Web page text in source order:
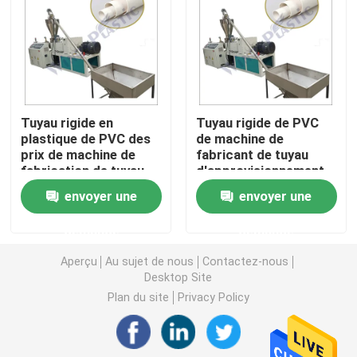
Machine d'extrudeuse de tuyau de PVC
Chaîne de production de tuyau de PPR
Machine d'extrudeuse de tuyau de PE
Machine ondulée d'extrudeuse de tuyau
Pp attachent la chaîne de production
Machine en plastique d'extrudeuse de feuille
Tuyau rigide en
plastique de PVC des
prix de machine de
fabrication de tuyau
de PVC faisant la
machineenvoyer une
Tuyau rigide de PVC
de machine de
fabricant de tuyau
d'approvisionnement
en eau de PVC de
tuyau faisant la
machine
envoyer une
Aperçu Au sujet de nous
Contactez-nous
Desktop Site
Plan du site
Privacy Policy